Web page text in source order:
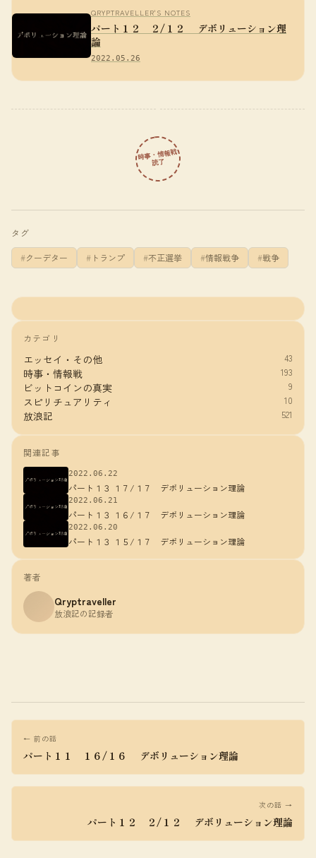
QRYPTRAVELLER'S NOTES
パート１２ ２/１２ デボリューション理
論
2022.05.26
時事・情報戦
読了
タグ
クーデター トランプ 不正選挙 情報戦争 戦争
カテゴリ
エッセイ・その他 43
時事・情報戦 193
ビットコインの真実 9
スピリチュアリティ 10
放浪記 521
関連記事
2022.06.22
パート１３ １７/１７ デボリューション理論
2022.06.21
パート１３ １６/１７ デボリューション理論
2022.06.20
パート１３ １５/１７ デボリューション理論
著者
Qryptraveller
放浪記の記録者
← 前の話
パート１１ １６/１６ デボリューション理論
次の話 →
パート１２ ２/１２ デボリューション理論